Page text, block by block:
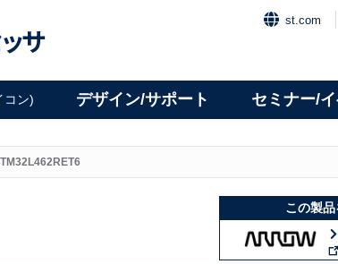
サ
st.com
コン) デザイン/サポート セミナー/
この製